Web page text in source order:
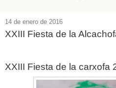
14 de enero de 2016
XXIII Fiesta de la
XXIII Fiesta de la carxofa